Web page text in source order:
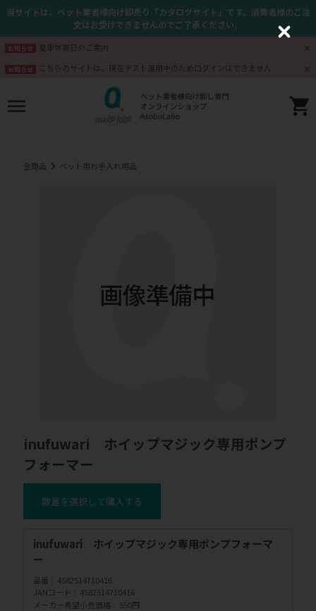
当サイトは、ペット業者様向け卸売り「カタログサイト」です。消費者様のご注
文はお受けできませんのでご了承ください。
お知らせ 夏季休業日のご案内
お知らせ こちらのサイトは、現在テスト運用中のためログインはできません
全商品 ペット用お手入れ用品
inufuwari ホイップマジック専用ポンプ
フォーマー
数量を選択して購入する
inufuwari ホイップマジック専用ポンプフォーマ
ー
品番
4582514710416
JANコード
4582514710416
メーカー希望小売価格
550円
C